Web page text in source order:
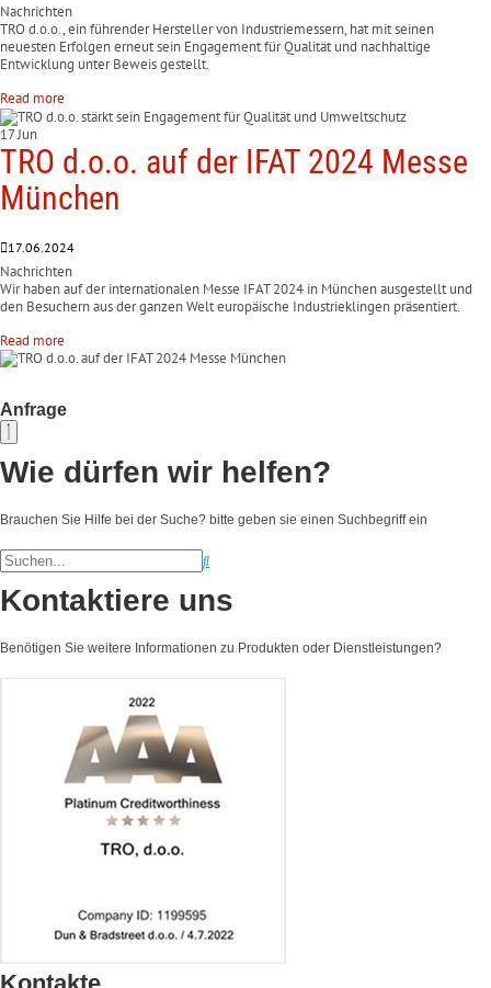
Nachrichten
TRO d.o.o., ein führender Hersteller von Industriemessern, hat mit seinen
neuesten Erfolgen erneut sein Engagement für Qualität und nachhaltige
Entwicklung unter Beweis gestellt.
Read more
17 Jun
TRO d.o.o. auf der IFAT 2024 Messe
München
17.06.2024
Nachrichten
Wir haben auf der internationalen Messe IFAT 2024 in München ausgestellt und
den Besuchern aus der ganzen Welt europäische Industrieklingen präsentiert.
Read more
Anfrage
Wie dürfen wir helfen?
Brauchen Sie Hilfe bei der Suche? bitte geben sie einen Suchbegriff ein
Kontaktiere uns
Benötigen Sie weitere Informationen zu Produkten oder Dienstleistungen?